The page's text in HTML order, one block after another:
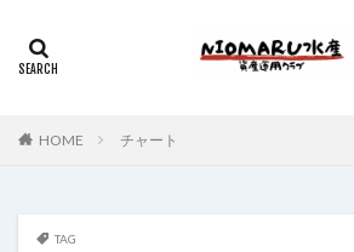
HOME チャート
TAG